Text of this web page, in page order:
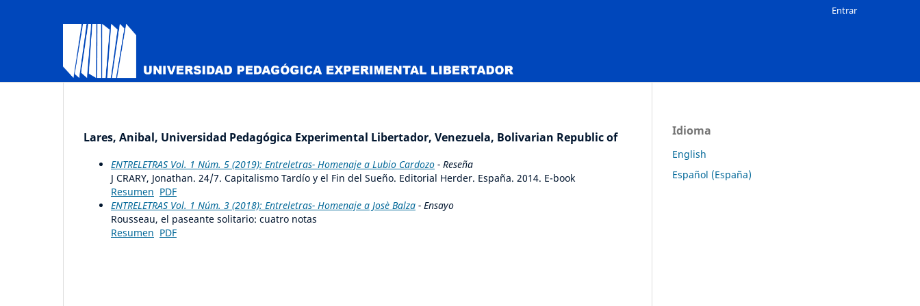
Entrar
Lares, Anibal, Universidad Pedagógica Experimental Libertador, Venezuela, Bolivarian Republic of
ENTRELETRAS Vol. 1 Núm. 5 (2019): Entreletras- Homenaje a Lubio Cardozo - Reseña
J CRARY, Jonathan. 24/7. Capitalismo Tardío y el Fin del Sueño. Editorial Herder. España. 2014. E-book
Resumen PDF
ENTRELETRAS Vol. 1 Núm. 3 (2018): Entreletras- Homenaje a Josè Balza - Ensayo
Rousseau, el paseante solitario: cuatro notas
Resumen PDF
Idioma
English
Español (España)